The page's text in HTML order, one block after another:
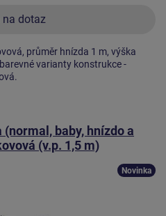
na dotaz
průměr hnízda 1 m, výška
varianty konstrukce -
baby, hnízdo a
(v.p. 1,5 m)
Novinka